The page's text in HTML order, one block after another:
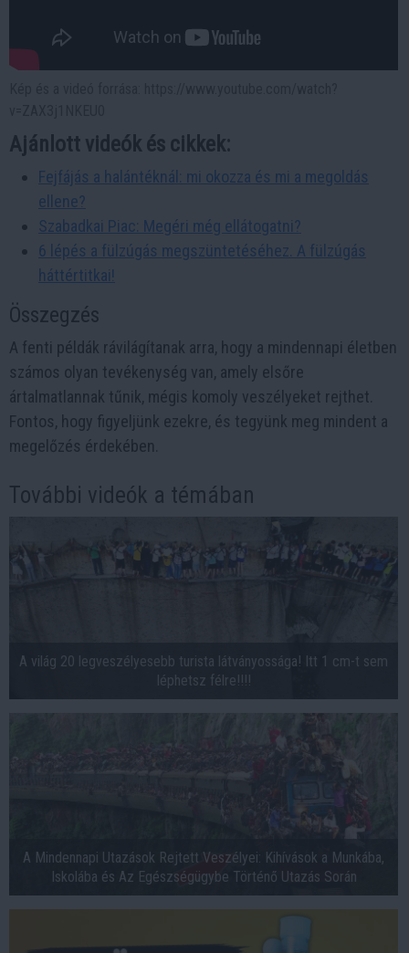
Ajánlott videók és cikkek:
Fejfájás a halántéknál: mi okozza és mi a megoldás
ellene?
Szabadkai Piac: Megéri még ellátogatni?
6 lépés a fülzúgás megszüntetéséhez. A fülzúgás
háttértitkai!
Összegzés
A fenti példák rávilágítanak arra, hogy a mindennapi életben
számos olyan tevékenység van, amely elsőre
ártalmatlannak tűnik, mégis komoly veszélyeket rejthet.
Fontos, hogy figyeljünk ezekre, és tegyünk meg mindent a
megelőzés érdekében.
További videók a témában
A világ 20 legveszélyesebb turista látványossága! Itt 1 cm-t sem
léphetsz félre!!!!
A Mindennapi Utazások Rejtett Veszélyei: Kihívások a Munkába,
Iskolába és Az Egészségügybe Történő Utazás Során